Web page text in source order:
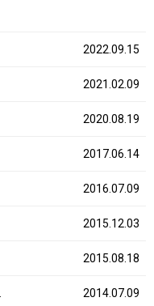
2022.09.15
2021.02.09
2020.08.19
2017.06.14
2016.07.09
2015.12.03
2015.08.18
2014.07.09